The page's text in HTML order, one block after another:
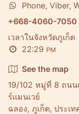
Phone, Viber,
+668-4060-7050
เวลาในจังหวัดภูเก็ต
22:29 PM
See the map
19/102 หมู่ที่ 8 ถนน
ร์เเมนเวย์
ฉลอง, ภูเก็ต, ประเท